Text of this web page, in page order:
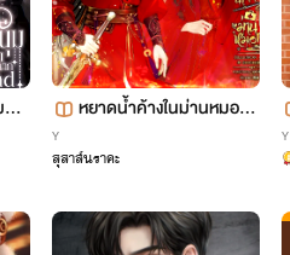
ย
หยาดน้ำค้างในม่านหมอก
ah)
Y
สุสาส์นราคะ
Y